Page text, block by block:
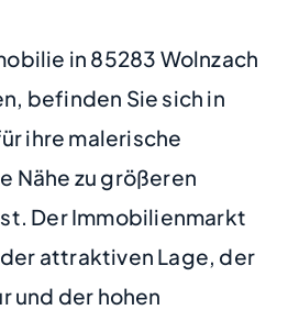
in 85283 Wolnzach
befinden Sie sich in
ihre malerische
Nähe zu größeren
Der Immobilienmarkt
attraktiven Lage, der
und der hohen